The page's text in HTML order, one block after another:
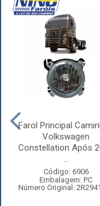
Farol Principal
Volkswagen
Constellation Após
...
Código: 6906
Embalagem: PC
Número Original: